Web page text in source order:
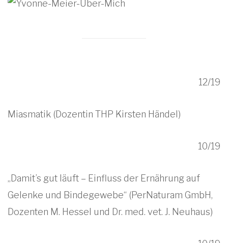
12/19
Miasmatik (Dozentin THP Kirsten Händel)
10/19
„Damit’s gut läuft – Einfluss der Ernährung auf
Gelenke und Bindegewebe“ (PerNaturam GmbH,
Dozenten M. Hessel und Dr. med. vet. J. Neuhaus)